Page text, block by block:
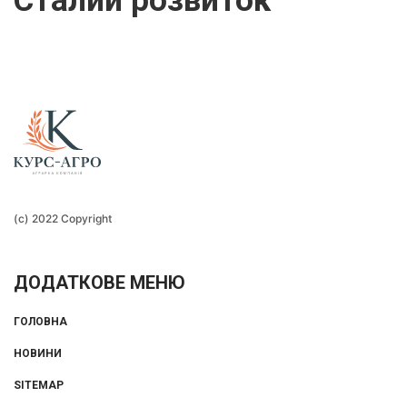
(c) 2022 Copyright
ДОДАТКОВЕ МЕНЮ
ГОЛОВНА
НОВИНИ
SITEMAP